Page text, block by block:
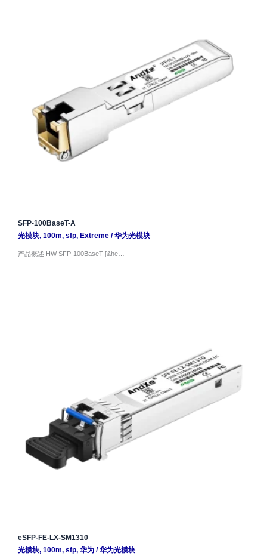
SFP-100BaseT-A
光模块, 100m, sfp, Extreme/华为光模块
产品概述 HW SFP-100BaseT [&he…
eSFP-FE-LX-SM1310
光模块, 100m, sfp, 华为/华为光模块